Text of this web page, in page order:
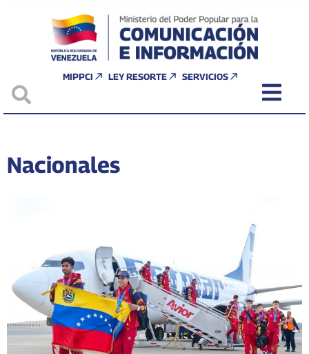
MIPPCI LEY RESORTE SERVICIOS
Nacionales